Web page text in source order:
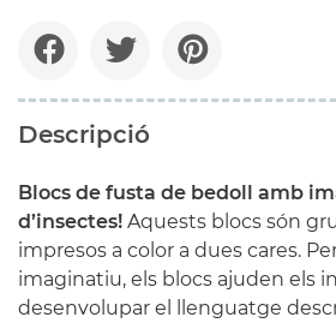
Descripció
Blocs de fusta de bedoll amb
d’insectes! Aquests blocs són
impresos a color a dues cares.
imaginatiu, els blocs ajuden els
desenvolupar el llenguatge